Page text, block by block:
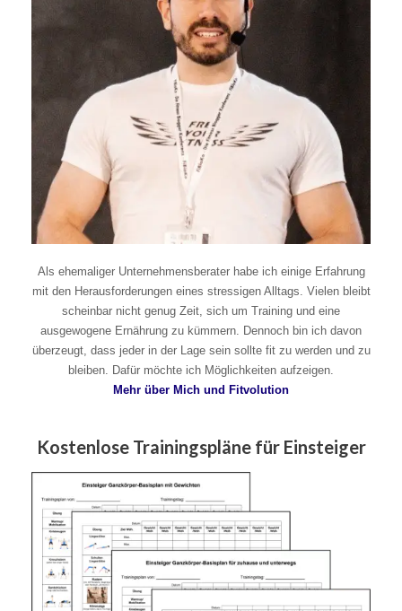
Als ehemaliger Unternehmensberater habe ich einige Erfahrung
mit den Herausforderungen eines stressigen Alltags. Vielen bleibt
scheinbar nicht genug Zeit, sich um Training und eine
ausgewogene Ernährung zu kümmern. Dennoch bin ich davon
überzeugt, dass jeder in der Lage sein sollte fit zu werden und zu
bleiben. Dafür möchte ich Möglichkeiten aufzeigen.
Mehr über Mich und Fitvolution
Kostenlose Trainingspläne für Einsteiger